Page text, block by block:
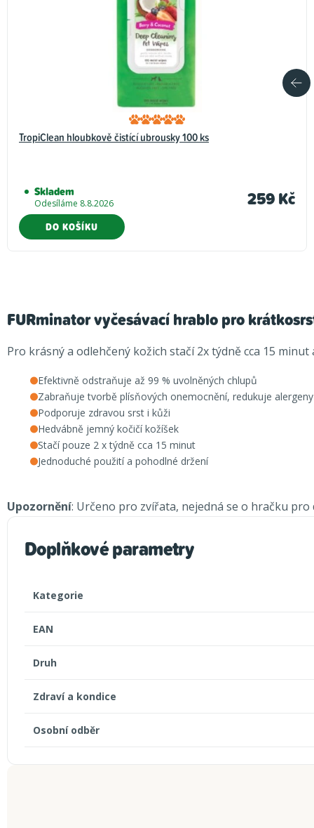
TropiClean hloubkově čistící ubrousky 100 ks
Skladem
Odesíláme 8.8.2026 259 Kč
DO KOŠÍKU
FURminator vyčesávací hrablo pro
Pro krásný a odlehčený kožich stačí 2x týdně cca 15
Efektivně odstraňuje až 99 % uvolněných chlupů
Zabraňuje tvorbě plísňových onemocnění, redukuje
Podporuje zdravou srst i kůži
Hedvábně jemný kočičí kožíšek
Stačí pouze 2 x týdně cca 15 minut
Jednoduché použití a pohodlné držení
Upozornění: Určeno pro zvířata, nejedná se o hračku pro
Doplňkové parametry
Kategorie
EAN
Druh
Zdraví a kondice
Osobní odběr